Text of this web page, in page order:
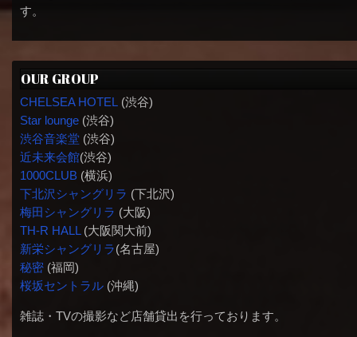
す。
OUR GROUP
CHELSEA HOTEL (渋谷)
Star lounge(渋谷)
渋谷音楽堂(渋谷)
近未来会館(渋谷)
1000CLUB(横浜)
下北沢シャングリラ (下北沢)
梅田シャングリラ (大阪)
TH-R HALL(大阪関大前)
新栄シャングリラ(名古屋)
秘密(福岡)
桜坂セントラル(沖縄)
雑誌・TVの撮影など店舗貸出を行っております。